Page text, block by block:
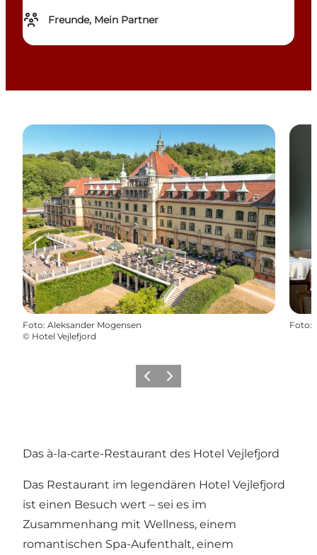
Freunde, Mein Partner
Foto: Aleksander Mogensen
© Hotel Vejlefjord
Foto:
ZurückWeiter
Das à-la-carte-Restaurant des Hotel Vejlefjord
Das Restaurant im legendären Hotel Vejlefjord
ist einen Besuch wert – sei es im
Zusammenhang mit Wellness, einem
romantischen Spa-Aufenthalt, einem